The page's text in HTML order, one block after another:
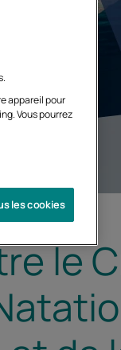
le
appareil pour
Vous pourrez
les cookies